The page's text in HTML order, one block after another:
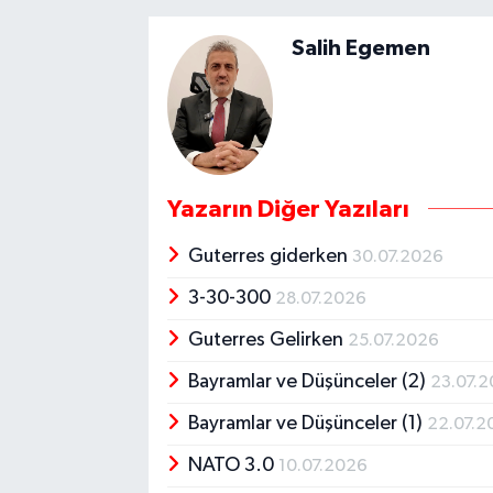
Salih Egemen
Yazarın Diğer Yazıları
Guterres giderken 30.07.2026
3-30-300 28.07.2026
Guterres Gelirken 25.07.2026
Bayramlar ve Düşünceler (2)
Bayramlar ve Düşünceler (1)
NATO 3.0 10.07.2026